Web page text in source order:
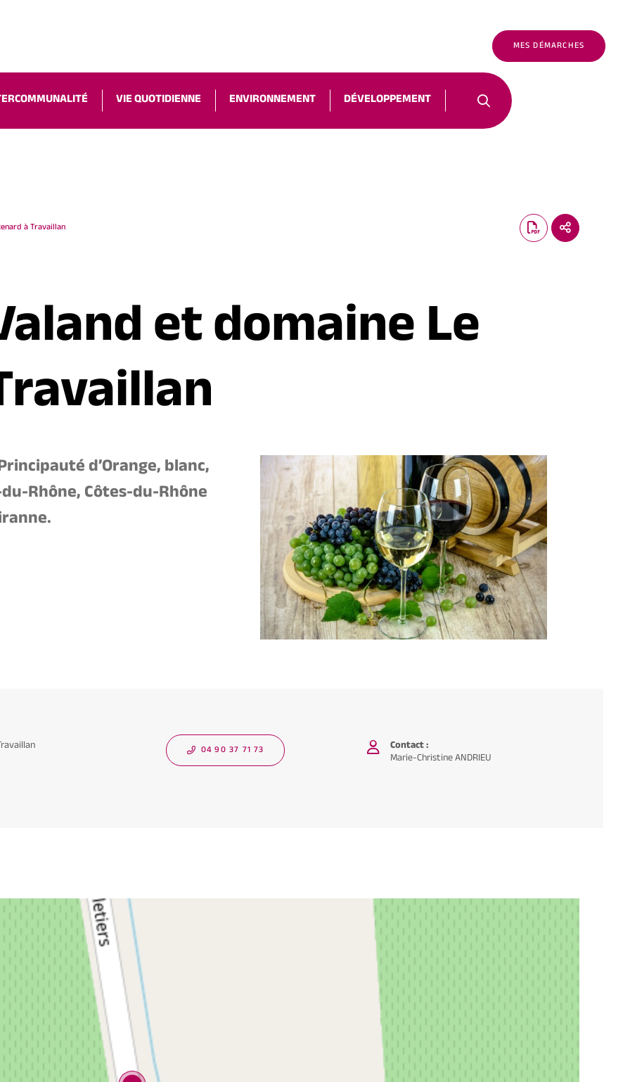
MES DÉMARCHES
VIE QUOTIDIENNE ENVIRONNEMENT DÉVELOPPEMENT
à Travaillan
et domaine Le
d’Orange, blanc,
Rhône, Côtes-du-Rhône
04 90 37 71 73 Contact :
Marie-Christine ANDRIEU